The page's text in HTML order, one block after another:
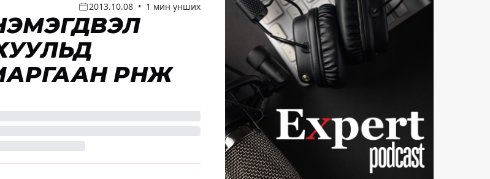
2013.10.08 • 1 мин унших
ӨРНӨЖ